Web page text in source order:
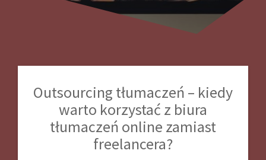
Outsourcing tłumaczeń – kiedy
warto korzystać z biura
tłumaczeń online zamiast
freelancera?